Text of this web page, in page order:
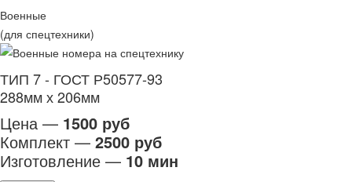
Военные
(для спецтехники)
ТИП 7 - ГОСТ Р50577-93
288мм х 206мм
Цена — 1500 руб
Комплект — 2500 руб
Изготовление — 10 мин